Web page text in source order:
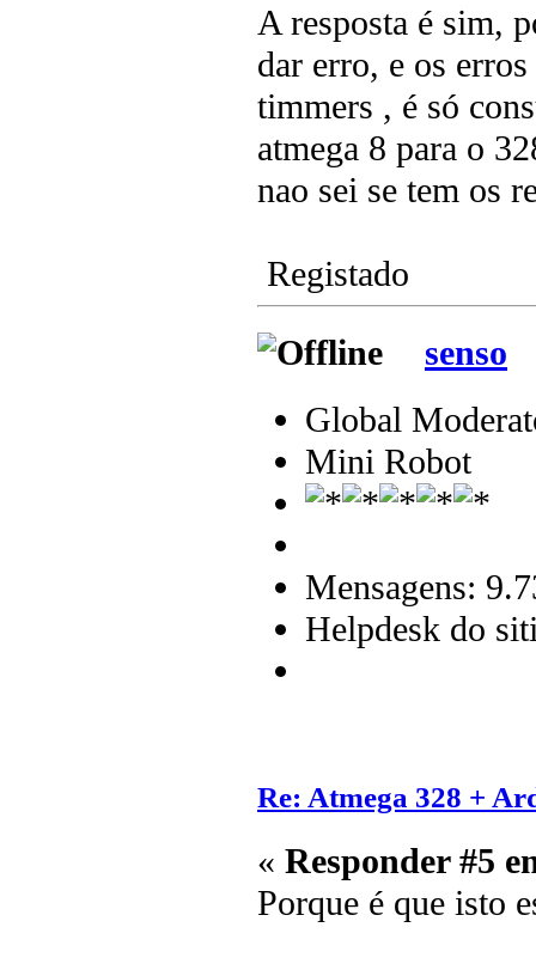
A resposta é sim,
dar erro, e os
timmers , é só
atmega 8 para o
nao sei se tem os
Registado
senso
Global
Mini Robot
Mensagens:
Helpdesk do
Re: Atmega 328 +
« Responder #5
Porque é que isto